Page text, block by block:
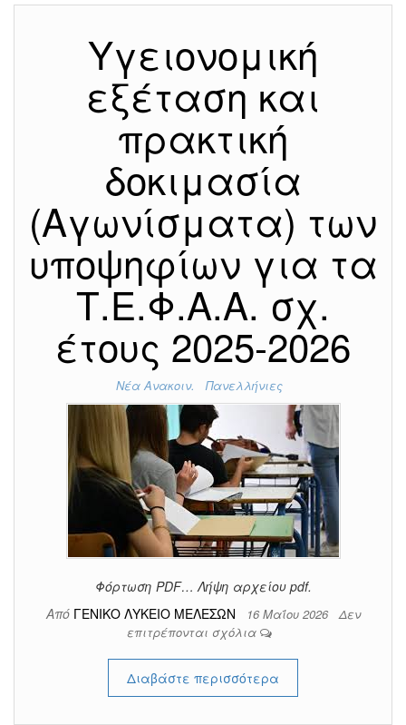
Υγειονομική
εξέταση και
πρακτική
δοκιμασία
(Αγωνίσματα) των
υποψηφίων για τα
Τ.Ε.Φ.Α.Α. σχ.
έτους 2025-2026
Νέα Ανακοιν. Πανελλήνιες
Φόρτωση PDF… Λήψη αρχείου pdf.
Από ΓΕΝΙΚΟ ΛΥΚΕΙΟ ΜΕΛΕΣΩΝ 16 Μαΐου 2026 Δεν
επιτρέπονται σχόλια
Διαβάστε περισσότερα